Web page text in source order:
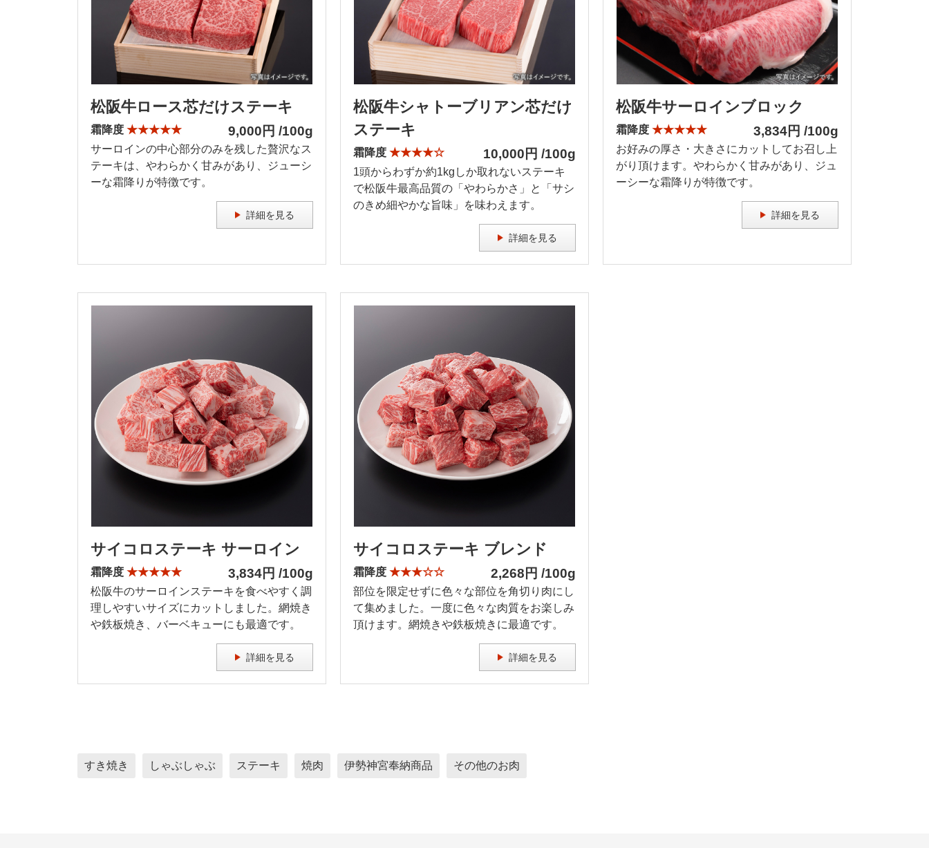
松阪牛ロース芯だけステーキ
霜降度 ★★★★★ 9,000円 /100g
サーロインの中心部分のみを残した贅沢なス
テーキは、やわらかく甘みがあり、ジューシ
ーな霜降りが特徴です。
詳細を見る
松阪牛シャトーブリアン芯だけ
ステーキ
霜降度 ★★★★☆ 10,000円 /100g
1頭からわずか約1kgしか取れないステーキ
で松阪牛最高品質の「やわらかさ」と「サシ
のきめ細やかな旨味」を味わえます。
詳細を見る
松阪牛サーロインブロック
霜降度 ★★★★★ 3,834円 /100g
お好みの厚さ・大きさにカットしてお召し上
がり頂けます。やわらかく甘みがあり、ジュ
ーシーな霜降りが特徴です。
詳細を見る
サイコロステーキ サーロイン
霜降度 ★★★★★ 3,834円 /100g
松阪牛のサーロインステーキを食べやすく調
理しやすいサイズにカットしました。網焼き
や鉄板焼き、バーベキューにも最適です。
詳細を見る
サイコロステーキ ブレンド
霜降度 ★★★☆☆ 2,268円 /100g
部位を限定せずに色々な部位を角切り肉にし
て集めました。一度に色々な肉質をお楽しみ
頂けます。網焼きや鉄板焼きに最適です。
詳細を見る
すき焼き しゃぶしゃぶ ステーキ 焼肉 伊勢神宮奉納商品 その他のお肉